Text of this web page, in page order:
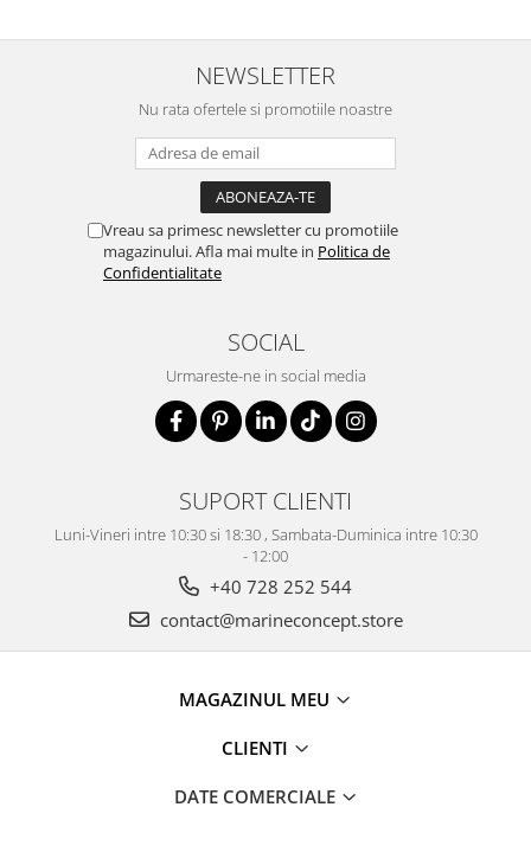
NEWSLETTER
Nu rata ofertele si promotiile noastre
Vreau sa primesc newsletter cu promotiile
magazinului. Afla mai multe in Politica de
Confidentialitate
SOCIAL
Urmareste-ne in social media
SUPORT CLIENTI
Luni-Vineri intre 10:30 si 18:30 , Sambata-Duminica intre 10:30
- 12:00
+40 728 252 544
contact@marineconcept.store
MAGAZINUL MEU
CLIENTI
DATE COMERCIALE